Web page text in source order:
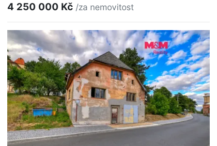
4 250 000 Kč /za nemovitost